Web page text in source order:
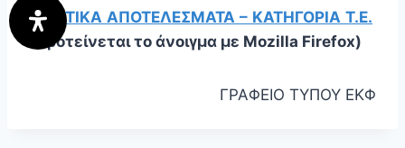
ΟΡΙΣΤΙΚΑ ΑΠΟΤΕΛΕΣΜΑΤΑ – ΚΑΤΗΓΟΡΙΑ Τ.Ε.
(Προτείνεται το άνοιγμα με Mozilla Firefox)
ΓΡΑΦΕΙΟ ΤΥΠΟΥ ΕΚΦ